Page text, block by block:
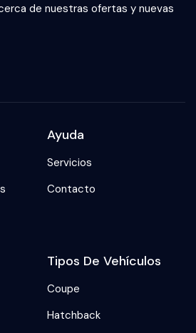
de nuestras ofertas y nuevas
Ayuda
Servicios
Contacto
Tipos De Vehículos
Coupe
Hatchback